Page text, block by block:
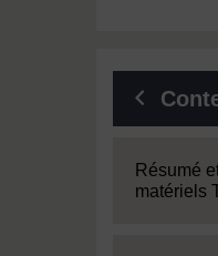
Expand
Résumé
matériels